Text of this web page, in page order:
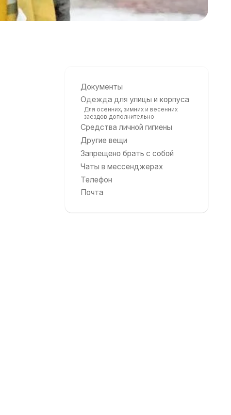
Документы
Одежда для улицы и корпуса
Для осенних, зимних и весенних
заездов дополнительно
Средства личной гигиены
Другие вещи
Запрещено брать с собой
Чаты в мессенджерах
Телефон
Почта